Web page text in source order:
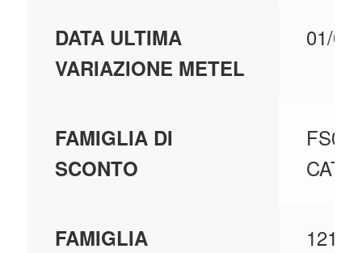
DATA ULTIMA
VARIAZIONE METEL
01/
FAMIGLIA DI
SCONTO
FAMIGLIA
121 -